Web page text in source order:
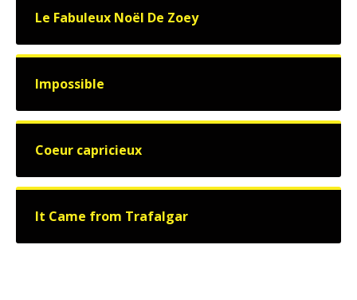
Le Fabuleux Noël De Zoey
Impossible
Coeur capricieux
It Came from Trafalgar